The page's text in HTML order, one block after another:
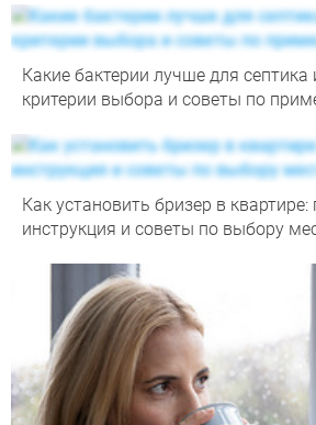
Какие бактерии лучше для
критерии выбора и советы по
Как установить бризер в
инструкция и советы по выбору